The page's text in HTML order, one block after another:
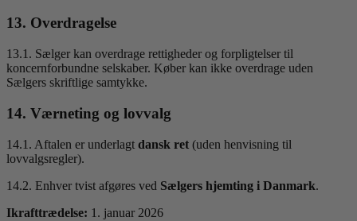
13. Overdragelse
13.1. Sælger kan overdrage rettigheder og forpligtelser til
koncernforbundne selskaber. Køber kan ikke overdrage uden
Sælgers skriftlige samtykke.
14. Værneting og lovvalg
14.1. Aftalen er underlagt dansk ret (uden henvisning til
lovvalgsregler).
14.2. Enhver tvist afgøres ved Sælgers hjemting i Danmark.
Ikrafttrædelse: 1. januar 2026